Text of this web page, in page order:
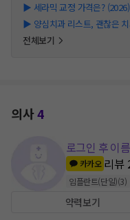
▶ 세라믹 교정 가격은? (2026)
▶ 양심치과 리스트, 괜찮은
전체보기
의사4
로그인 후 이
카카오 리뷰
임플란트(단일)(3)
약력보기